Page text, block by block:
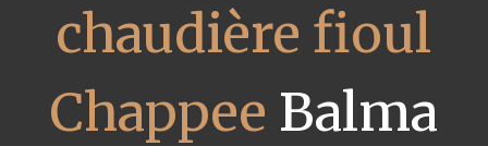
chaudière fioul
Chappee Balma